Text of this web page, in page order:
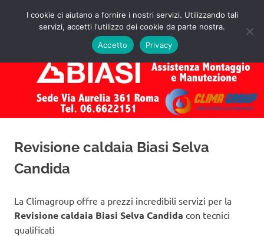
Assistenza
Caldaie
Biasi
Roma
Preventivo!
MENU
Revisione caldaia Biasi Selva
Candida
La Climagroup offre a prezzi incredibili servizi per la
Revisione caldaia Biasi Selva Candida con tecnici
qualificati
I cookie ci aiutano a fornire i nostri servizi. Utilizzando tali
servizi, accetti l'utilizzo dei cookie da parte nostra.
Accetto
Privacy